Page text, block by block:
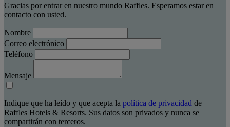
Gracias por entrar en nuestro mundo Raffles. Esperamos estar en
contacto con usted.
Nombre
Correo electrónico
Teléfono
Mensaje
Indique que ha leído y que acepta la política de privacidad de
Raffles Hotels & Resorts. Sus datos son privados y nunca se
compartirán con terceros.